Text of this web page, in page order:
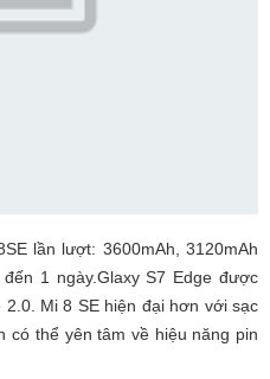
lần lượt: 3600mAh, 3120mAh
1 ngày.Glaxy S7 Edge được
Mi 8 SE hiện đại hơn với sạc
có thể yên tâm về hiệu năng pin